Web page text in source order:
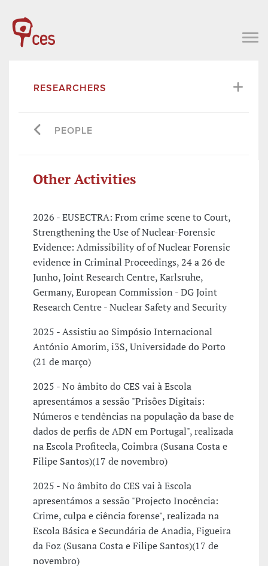
RESEARCHERS
PEOPLE
Other Activities
2026 - EUSECTRA: From crime scene to Court,
Strengthening the Use of Nuclear-Forensic
Evidence: Admissibility of of Nuclear Forensic
evidence in Criminal Proceedings, 24 a 26 de
Junho, Joint Research Centre, Karlsruhe,
Germany, European Commission - DG Joint
Research Centre - Nuclear Safety and Security
2025 - Assistiu ao Simpósio Internacional
António Amorim, i3S, Universidade do Porto
(21 de março)
2025 - No âmbito do CES vai à Escola
apresentámos a sessão "Prisões Digitais:
Números e tendências na população da base de
dados de perfis de ADN em Portugal", realizada
na Escola Profitecla, Coimbra (Susana Costa e
Filipe Santos)(17 de novembro)
2025 - No âmbito do CES vai à Escola
apresentámos a sessão "Projecto Inocência:
Crime, culpa e ciência forense", realizada na
Escola Básica e Secundária de Anadia, Figueira
da Foz (Susana Costa e Filipe Santos)(17 de
novembro)